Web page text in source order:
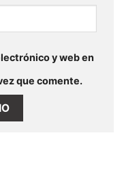
y web en
que comente.